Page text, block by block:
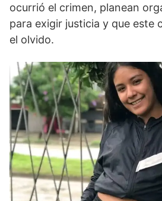
ocurrió el crimen, planean
para exigir justicia y que este
el olvido.